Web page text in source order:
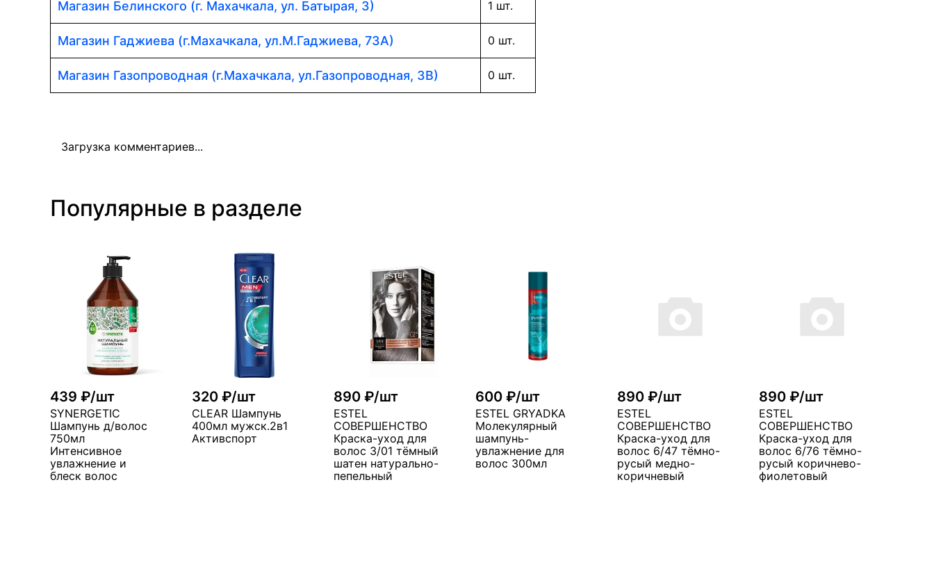
Магазин Белинского (г. Махачкала, ул. Батырая, 3) 1 шт.
Магазин Гаджиева (г.Махачкала, ул.М.Гаджиева, 73А) 0 шт.
Магазин Газопроводная (г.Махачкала, ул.Газопроводная, 3В) 0 шт.
Загрузка комментариев...
Популярные в разделе
439 ₽/шт
SYNERGETIC
Шампунь д/волос
750мл
Интенсивное
увлажнение и
блеск волос
320 ₽/шт
CLEAR Шампунь
400мл мужск.2в1
Активспорт
890 ₽/шт
ESTEL
СОВЕРШЕНСТВО
Краска-уход для
волос 3/01 тёмный
шатен натурально-
пепельный
600 ₽/шт
ESTEL GRYADKA
Молекулярный
шампунь-
увлажнение для
волос 300мл
890 ₽/шт
ESTEL
СОВЕРШЕНСТВО
Краска-уход для
волос 6/47 тёмно-
русый медно-
коричневый
890 ₽/шт
ESTEL
СОВЕРШЕНСТВО
Краска-уход для
волос 6/76 тёмно-
русый коричнево-
фиолетовый